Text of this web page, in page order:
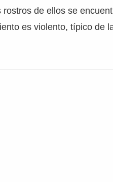
rostros de ellos se
es violento, típico de